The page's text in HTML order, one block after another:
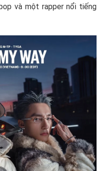
và một rapper nổi tiếng